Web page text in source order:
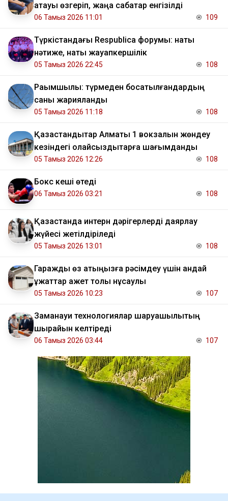
атауы өзгеріп, жаңа сабақтар енгізілді
06 Тамыз 2026 11:01 109
Түркістандағы Respublica форумы: нақты
нәтиже, нақты жауапкершілік
05 Тамыз 2026 22:45 108
Рақымшылық: түрмеден босатылғандардың
саны жарияланды
05 Тамыз 2026 11:18 108
Қазақстандықтар Алматы 1 вокзалын жөндеу
кезіндегі қолайсыздықтарға шағымданды
05 Тамыз 2026 12:26 108
Бокс кеші өтеді
06 Тамыз 2026 03:21 108
Қазақстанда интерн дәрігерлерді даярлау
жүйесі жетілдіріледі
05 Тамыз 2026 13:01 108
Гаражды өз атыңызға рәсімдеу үшін қандай
құжаттар қажет толық нұсқаулық
05 Тамыз 2026 10:23 107
Заманауи технологиялар шаруашылықтың
шырайын келтіреді
06 Тамыз 2026 03:44 107